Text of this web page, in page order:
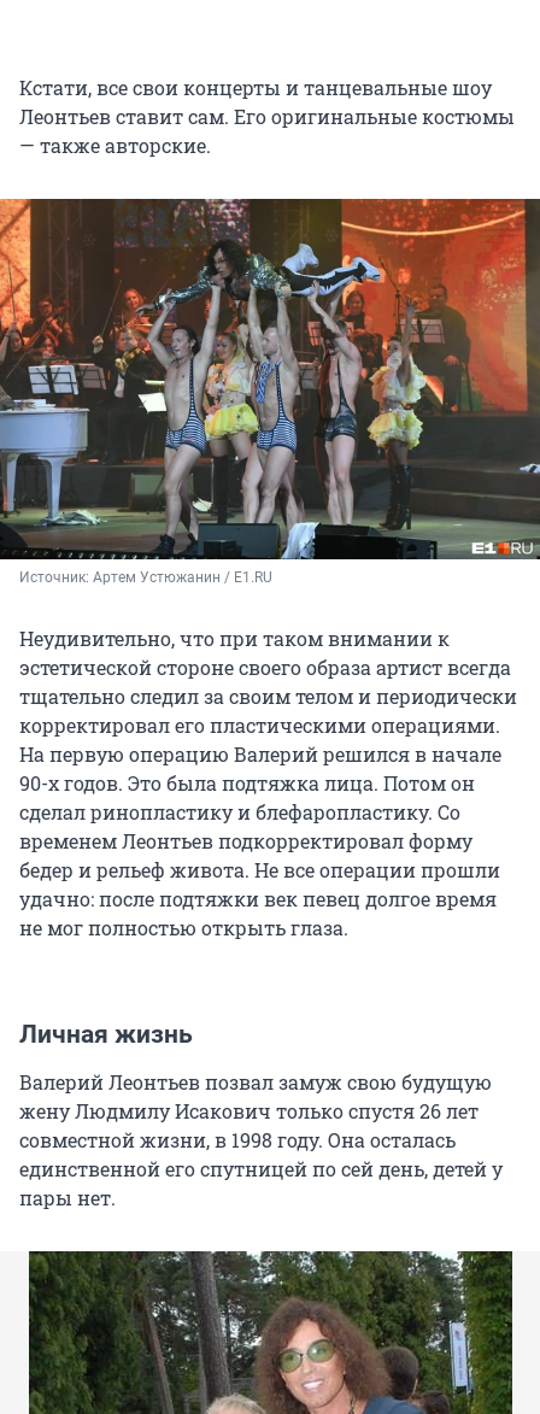
Кстати, все свои концерты и танцевальные шоу
Леонтьев ставит сам. Его оригинальные костюмы
— также авторские.
Источник: Артем Устюжанин / E1.RU
Неудивительно, что при таком внимании к
эстетической стороне своего образа артист всегда
тщательно следил за своим телом и периодически
корректировал его пластическими операциями.
На первую операцию Валерий решился в начале
90-х годов. Это была подтяжка лица. Потом он
сделал ринопластику и блефаропластику. Со
временем Леонтьев подкорректировал форму
бедер и рельеф живота. Не все операции прошли
удачно: после подтяжки век певец долгое время
не мог полностью открыть глаза.
Личная жизнь
Валерий Леонтьев позвал замуж свою будущую
жену Людмилу Исакович только спустя 26 лет
совместной жизни, в 1998 году. Она осталась
единственной его спутницей по сей день, детей у
пары нет.